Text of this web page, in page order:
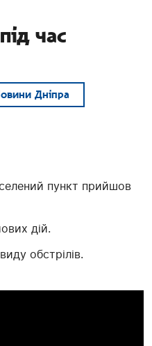
час
Дніпра
пункт прийшов
дій.
обстрілів.